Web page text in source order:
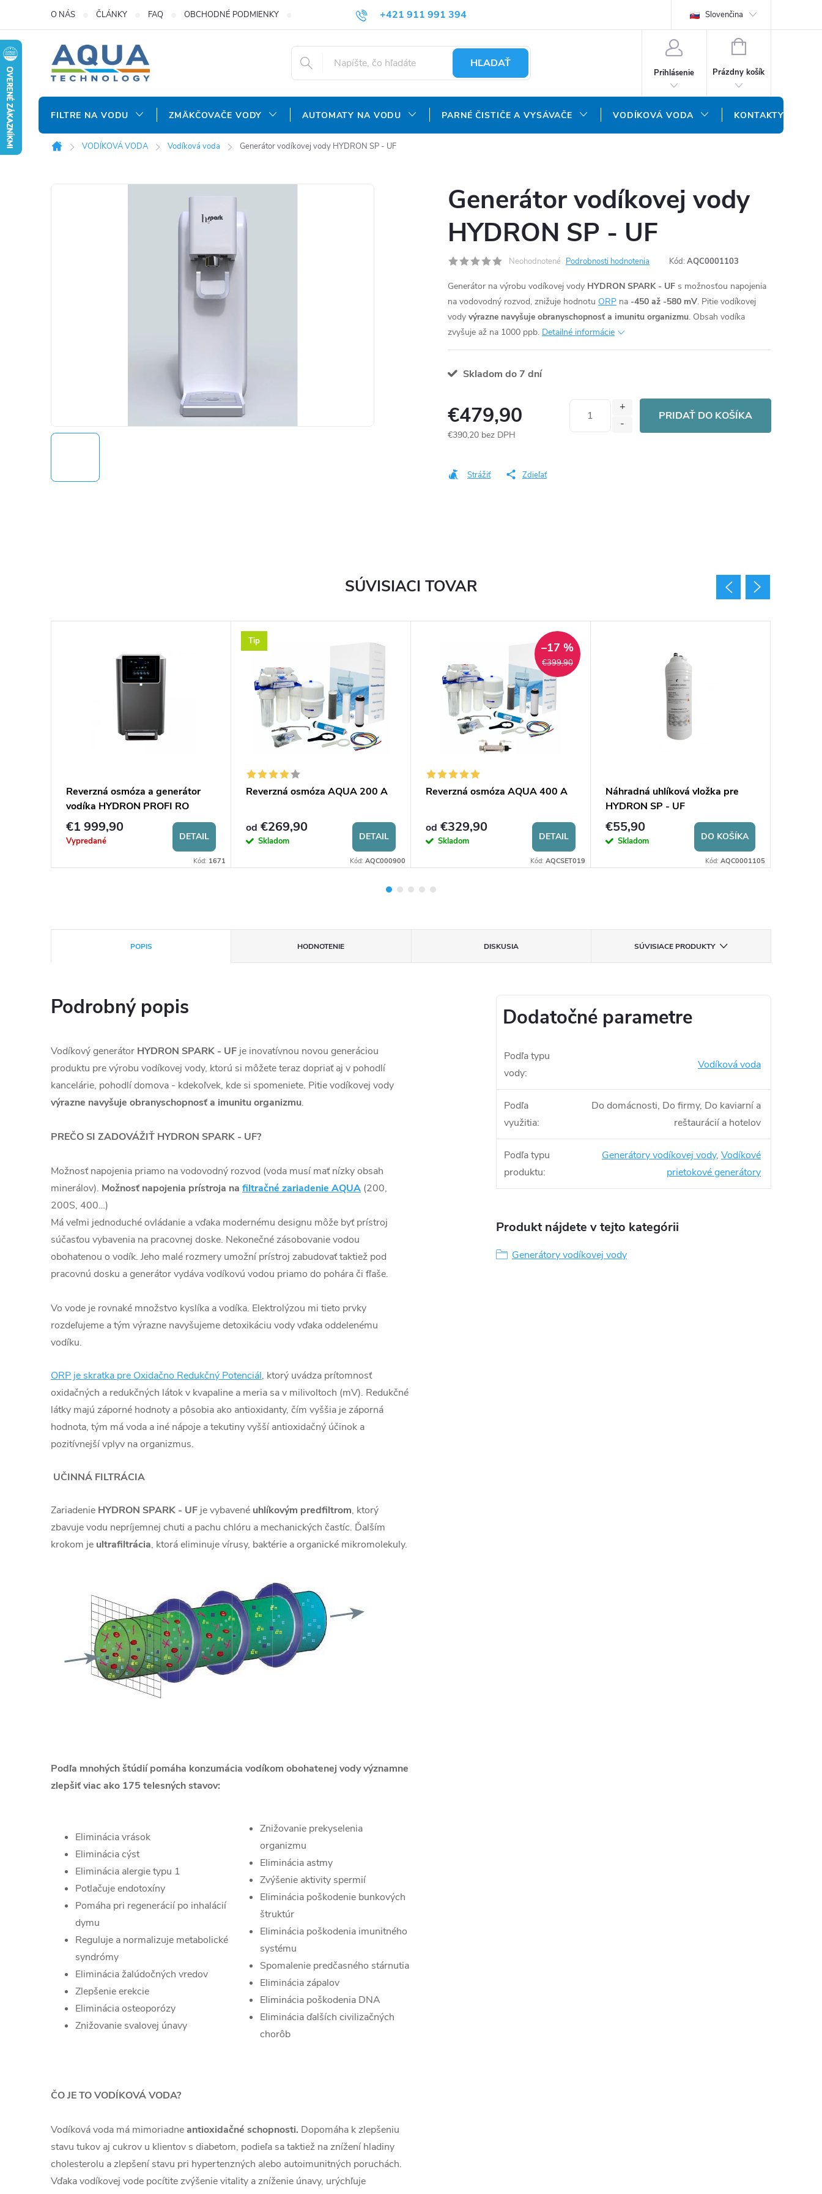
obsah
+421 911 991 394
info@aquatechnology.sk
O NÁS ČLÁNKY FAQ OBCHODNÉ PODMIENKY REKLAMAČNÝ PORIADOK OCHRANA OSOBNÝCH ÚDAJOV DOPRAVA A PLATBA
Slovenčina
HĽADAŤ
Prihlásenie
NÁKUPNÝ
Prázdny košík
FILTRE NA VODU ZMÄKČOVAČE VODY AUTOMATY NA VODU PARNÉ ČISTIČE A VYSÁVAČE VODÍKOVÁ VODA KONTAKTY
Domov
VODÍKOVÁ VODA Vodíková voda Generátor vodíkovej vody HYDRON SP - UF
Generátor vodíkovej vody
HYDRON SP - UF
Neohodnotené Podrobnosti hodnotenia Kód: AQC0001103
Generátor na výrobu vodíkovej vody HYDRON SPARK - UF s možnosťou napojenia
na vodovodný rozvod, znižuje hodnotu ORP na -450 až -580 mV. Pitie vodíkovej
vody výrazne navyšuje obranyschopnosť a imunitu organizmu. Obsah vodíka
zvyšuje až na 1000 ppb. Detailné informácie
Skladom do 7 dní
€479,90
€390,20 bez DPH
PRIDAŤ DO KOŠÍKA
Strážiť Zdieľať
POPIS HODNOTENIE DISKUSIA SÚVISIACE PRODUKTY
Podrobný popis
Vodíkový generátor HYDRON SPARK - UF je inovatívnou novou generáciou
produktu pre výrobu vodíkovej vody, ktorú si môžete teraz dopriať aj v pohodlí
kancelárie, pohodlí domova - kdekoľvek, kde si spomeniete. Pitie vodíkovej vody
výrazne navyšuje obranyschopnosť a imunitu organizmu.
PREČO SI ZADOVÁŽIŤ HYDRON SPARK - UF?
Možnosť napojenia priamo na vodovodný rozvod (voda musí mať nízky obsah
minerálov). Možnosť napojenia prístroja na filtračné zariadenie AQUA (200,
200S, 400…)
Má veľmi jednoduché ovládanie a vďaka modernému designu môže byť prístroj
súčasťou vybavenia na pracovnej doske. Nekonečné zásobovanie vodou
obohatenou o vodík. Jeho malé rozmery umožní prístroj zabudovať taktiež pod
pracovnú dosku a generátor vydáva vodíkovú vodou priamo do pohára či fľaše.
Vo vode je rovnaké množstvo kyslíka a vodíka. Elektrolýzou mi tieto prvky
rozdeľujeme a tým výrazne navyšujeme detoxikáciu vody vďaka oddelenému
vodíku.
ORP je skratka pre Oxidačno Redukčný Potenciál, ktorý uvádza prítomnosť
oxidačných a redukčných látok v kvapaline a meria sa v milivoltoch (mV). Redukčné
látky majú záporné hodnoty a pôsobia ako antioxidanty, čím vyššia je záporná
hodnota, tým má voda a iné nápoje a tekutiny vyšší antioxidačný účinok a
pozitívnejší vplyv na organizmus.
UČINNÁ FILTRÁCIA
Zariadenie HYDRON SPARK - UF je vybavené uhlíkovým predfiltrom, ktorý
zbavuje vodu nepríjemnej chuti a pachu chlóru a mechanických častíc. Ďalším
krokom je ultrafiltrácia, ktorá eliminuje vírusy, baktérie a organické mikromolekuly.
Podľa mnohých štúdií pomáha konzumácia vodíkom obohatenej vody významne
zlepšiť viac ako 175 telesných stavov:
Eliminácia vrások
Eliminácia cýst
Eliminácia alergie typu 1
Potlačuje endotoxíny
Pomáha pri regenerácií po inhalácií
dymu
Reguluje a normalizuje metabolické
syndrómy
Eliminácia žalúdočných vredov
Zlepšenie erekcie
Eliminácia osteoporózy
Znižovanie svalovej únavy
Znižovanie prekyselenia
organizmu
Eliminácia astmy
Zvýšenie aktivity spermií
Eliminácia poškodenie bunkových
štruktúr
Eliminácia poškodenia imunitného
systému
Spomalenie predčasného stárnutia
Eliminácia zápalov
Eliminácia poškodenia DNA
Eliminácia ďalších civilizačných
chorôb
ČO JE TO VODÍKOVÁ VODA?
Vodíková voda má mimoriadneantioxidačné schopnosti. Dopomáha k zlepšeniu
stavu tukov aj cukrov u klientov s diabetom, podieľa sa taktiež na znížení hladiny
cholesterolu a zlepšení stavu pri hypertenzných alebo autoimunitných poruchách.
Vďaka vodíkovej vode pocítite zvýšenie vitality a zníženie únavy, urýchľuje
Dodatočné parametre
Podľa typu
vody:
Vodíková voda
Podľa
využitia:
Do domácnosti, Do firmy, Do kaviarní a
reštaurácií a hotelov
Podľa typu
produktu:
Generátory vodíkovej vody, Vodíkové
prietokové generátory
Produkt nájdete v tejto kategórii
Generátory vodíkovej vody
SÚVISIACI TOVAR
Reverzná osmóza a generátor
vodíka HYDRON PROFI RO
€1 999,90
Vypredané DETAIL
Kód: 1671
Tip
Reverzná osmóza AQUA 200 A
od €269,90
Skladom DETAIL
Kód: AQC000900
€399,90
–17 %
Reverzná osmóza AQUA 400 A
od €329,90
Skladom DETAIL
Kód: AQCSET019
Náhradná uhlíková vložka pre
HYDRON SP - UF
€55,90
Skladom DO KOŠÍKA
Kód: AQC0001105